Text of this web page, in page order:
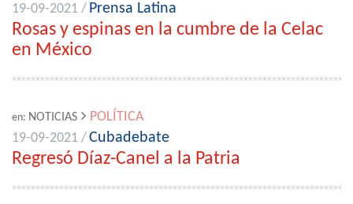
19-09-2021 / Prensa Latina
Rosas y espinas en la cumbre de la Celac
en México
en: NOTICIAS
POLÍTICA
19-09-2021 /Cubadebate
Regresó Díaz-Canel a la Patria